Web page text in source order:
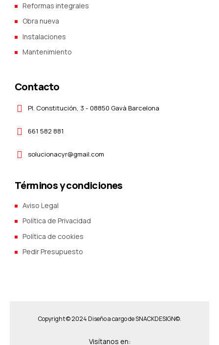
Reformas integrales
Obra nueva
Instalaciones
Mantenimiento
Contacto
Pl. Constitución, 3 - 08850 Gavà Barcelona
661 582 881
solucionacyr@gmail.com
Términos y condiciones
Aviso Legal
Política de Privacidad
Política de cookies
Pedir Presupuesto
Copyright © 2024 Diseño a cargo deSNACKDESIGN©.
Visítanos en: